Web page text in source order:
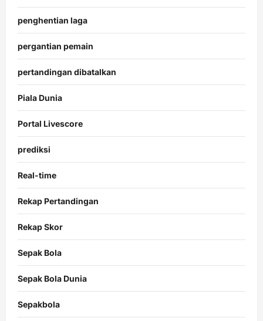
penghentian laga
pergantian pemain
pertandingan dibatalkan
Piala Dunia
Portal Livescore
prediksi
Real-time
Rekap Pertandingan
Rekap Skor
Sepak Bola
Sepak Bola Dunia
Sepakbola